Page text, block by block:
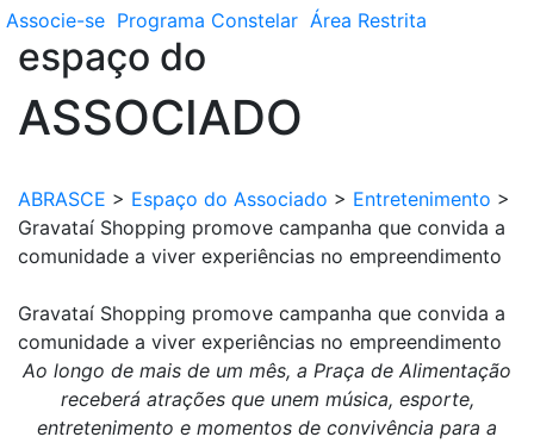
Associe-se Programa Constelar Área Restrita
espaço do
ASSOCIADO
ABRASCE > Espaço do Associado > Entretenimento >
Gravataí Shopping promove campanha que convida a
comunidade a viver experiências no empreendimento
Gravataí Shopping promove campanha que convida a
comunidade a viver experiências no empreendimento
Ao longo de mais de um mês, a Praça de Alimentação
receberá atrações que unem música, esporte,
entretenimento e momentos de convivência para a